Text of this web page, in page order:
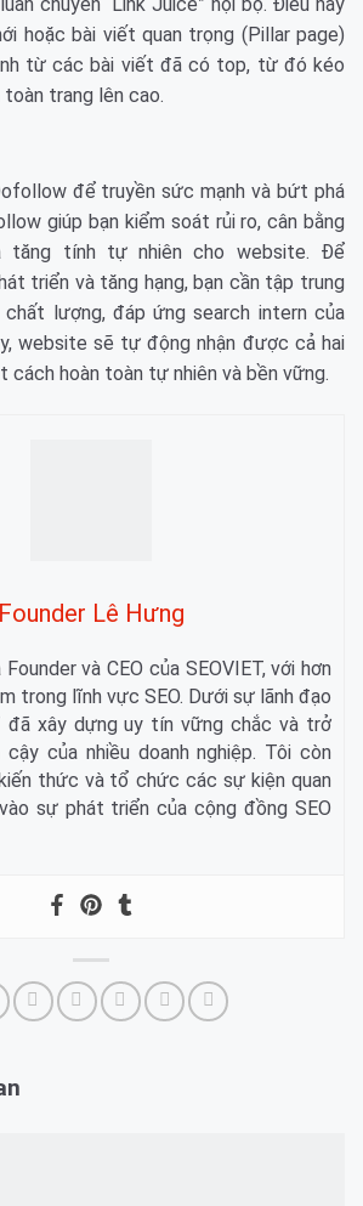
hoặc bài viết quan trọng (Pillar page)
từ các bài viết đã có top, từ đó kéo
trang lên cao.
để truyền sức mạnh và bứt phá
giúp bạn kiểm soát rủi ro, cân bằng
tăng tính tự nhiên cho website. Để
triển và tăng hạng, bạn cần tập trung
lượng, đáp ứng search intern của
website sẽ tự động nhận được cả hai
cách hoàn toàn tự nhiên và bền vững.
Founder Lê Hưng
và CEO của SEOVIET, với hơn
trong lĩnh vực SEO. Dưới sự lãnh đạo
đã xây dựng uy tín vững chắc và trở
của nhiều doanh nghiệp. Tôi còn
thức và tổ chức các sự kiện quan
sự phát triển của cộng đồng SEO